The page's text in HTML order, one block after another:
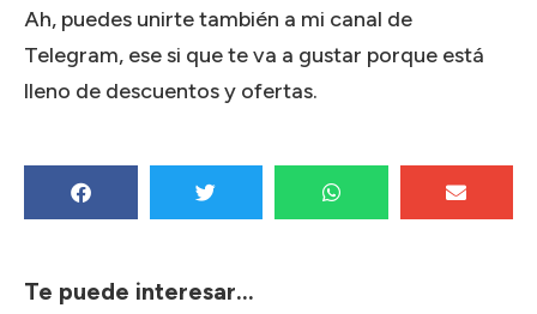
Ah, puedes unirte también a mi canal de
Telegram, ese si que te va a gustar porque está
lleno de descuentos y ofertas.
Te puede interesar...